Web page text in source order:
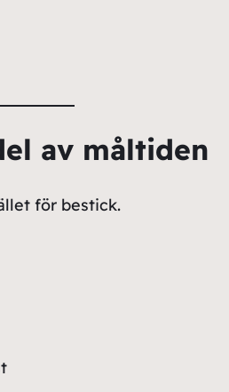
av måltiden
för bestick.